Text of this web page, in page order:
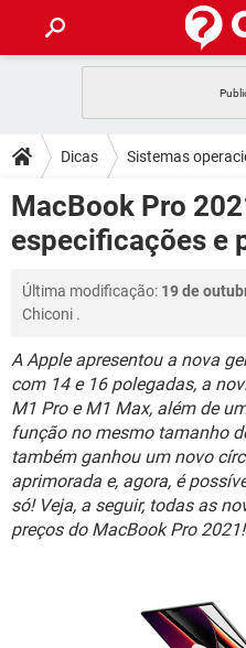
CELULAR
OUTLOOK
INSTAGRAM
DICAS
JOGOS
CELULAR
OUTLOOK
INSTAGRAM
DOWNLOADS
JOGOS
OUTLOOK
INSTAGRAM
GUIA DE COMPRAS
FÓRUM
JOGOS
OUTLOOK
INSTAGRAM
GUIA DE COMPRAS
GLOSSÁRIO
JOGOS
CELULAR
OUTLOOK
INSTAGRAM
GUIA DE COMPRAS
Dicas Sistemas
MacBook Pro
especificações e
Última modificação: 19 de
Chiconi .
A Apple apresentou a nova
com 14 e 16 polegadas, a
M1 Pro e M1 Max, além de
função no mesmo tamanho
também ganhou um novo
aprimorada e, agora, é
só! Veja, a seguir, todas as
preços do MacBook Pro 2021!